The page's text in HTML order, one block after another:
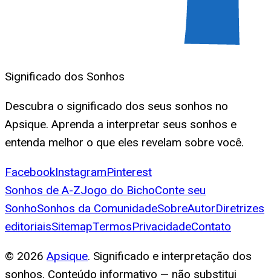
Significado dos Sonhos
Descubra o significado dos seus sonhos no
Apsique. Aprenda a interpretar seus sonhos e
entenda melhor o que eles revelam sobre você.
FacebookInstagramPinterest
Sonhos de A-ZJogo do BichoConte seu
SonhoSonhos da ComunidadeSobreAutorDiretrizes
editoriaisSitemapTermosPrivacidadeContato
© 2026 Apsique. Significado e interpretação dos
sonhos. Conteúdo informativo — não substitui